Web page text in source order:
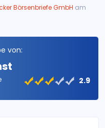
Börsenbriefe GmbH am
von:
2.9